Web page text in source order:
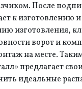
После
к изготовлению
изготовления,
ворот и
на месте.
предлагает
идеальные